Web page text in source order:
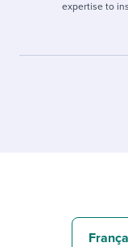
expertise to